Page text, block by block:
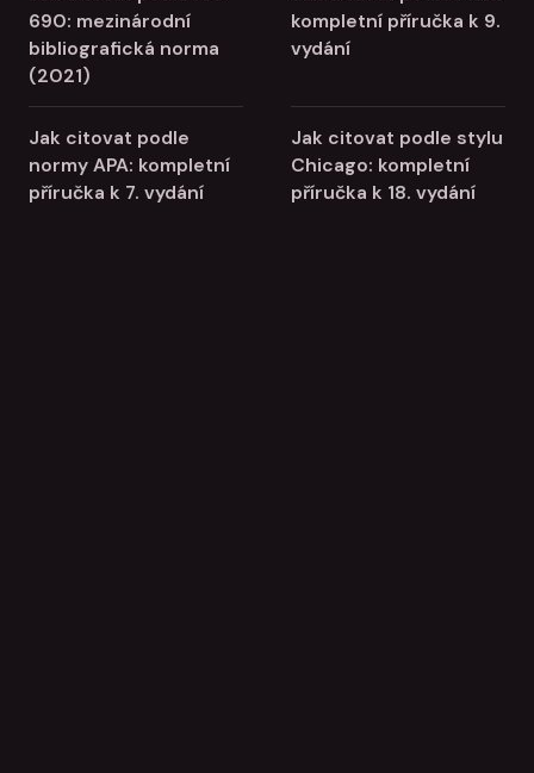
690: mezinárodní
bibliografická norma
(2021)
kompletní příručka k 9.
vydání
Jak citovat podle
normy APA: kompletní
příručka k 7. vydání
Jak citovat podle stylu
Chicago: kompletní
příručka k 18. vydání